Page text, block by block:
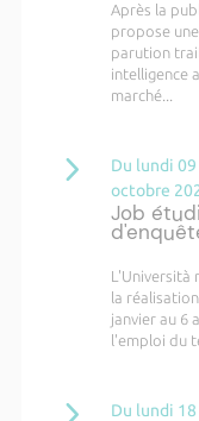
Après la
propose
parution
intelligence
marché...
Du lundi
octobre
Job
L'Università
la
janvier au 6
l'emploi du
Du lundi